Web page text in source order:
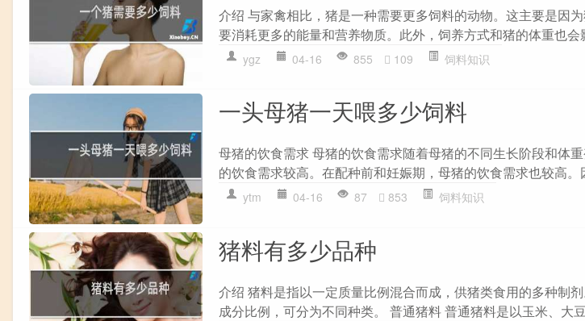
介绍 与家禽相比，猪是一种需要更多饲料的动物。这主要是因
要消耗更多的能量和营养物质。此外，饲养方式和猪的体重也会
ygz 04-16 855 109 饲料知识
一头母猪一天喂多少饲料
母猪的饮食需求 母猪的饮食需求随着母猪的不同生长阶段和体
的饮食需求较高。在配种前和妊娠期，母猪的饮食需求也较高。
ytm 04-16 87 853 饲料知识
猪料有多少品种
介绍 猪料是指以一定质量比例混合而成，供猪类食用的多种制
成分比例，可分为不同种类。 普通猪料 普通猪料是以玉米、大